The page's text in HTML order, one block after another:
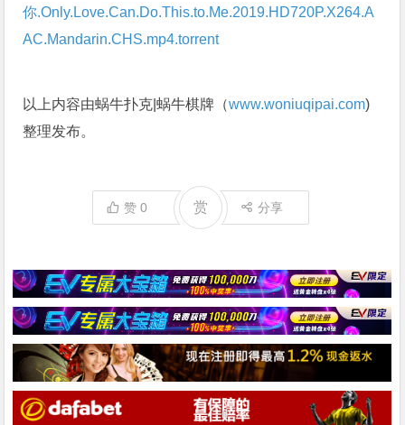
你.Only.Love.Can.Do.This.to.Me.2019.HD720P.X264.A
AC.Mandarin.CHS.mp4.torrent
以上内容由蜗牛扑克|蜗牛棋牌（www.woniuqipai.com)
整理发布。
赞0 赏 分享